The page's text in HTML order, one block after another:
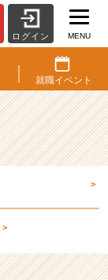
ログイン MENU
就職イベント
>
>